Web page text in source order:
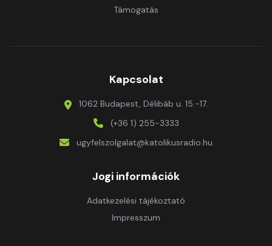
Támogatás
Kapcsolat
1062 Budapest, Délibáb u. 15.-17.
(+36 1) 255-3333
ugyfelszolgalat@katolikusradio.hu
Jogi információk
Adatkezelési tájékoztató
Impresszum